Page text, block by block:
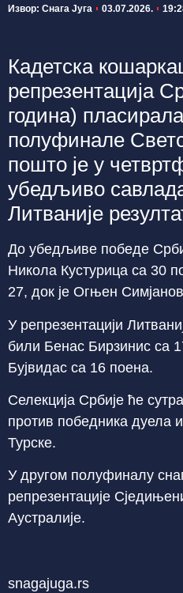
Извор: Снага Југа 03.07.2026.
Кадетска
репрезентација
година)
полуфинале
пошто је у
убедљиво
Литваније
До убедљиве победе
Никола Кустурица са 30
27, док је Огњен
У репрезентацији
били Бенас Бирзинис са
Бујвидас са 16 поена.
Селекција Србије ће
против победника дуела
Турске.
У другом полуфиналу
репрезентације
Аустралије.
snagajuga.rs